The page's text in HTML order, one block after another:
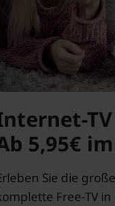
5,95€
Sie die
Free-TV